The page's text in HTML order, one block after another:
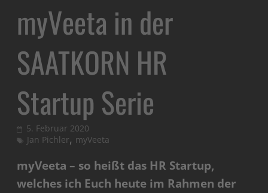
myVeeta in der
SAATKORN HR
Startup Serie
5. Februar 2020
Jan Pichler, myVeeta
myVeeta – so heißt das HR Startup,
welches ich Euch heute im Rahmen der